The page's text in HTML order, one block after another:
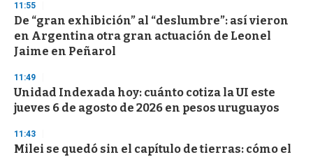
d
s
o
f
3
s
e
c
o
d
s
11:55
De “gran exhibición” al “deslumbre”: así vieron
en Argentina otra gran actuación de Leonel
Jaime en Peñarol
11:49
Unidad Indexada hoy: cuánto cotiza la UI este
jueves 6 de agosto de 2026 en pesos uruguayos
11:43
Milei se quedó sin el capítulo de tierras: cómo el